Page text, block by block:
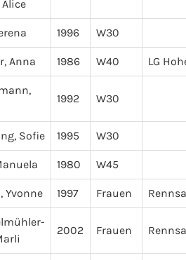
1996 W30
Anna 1986 W40 LG
1992 W30
Sofie 1995 W30
1980 W45
Yvonne 1997 Frauen
2002 Frauen